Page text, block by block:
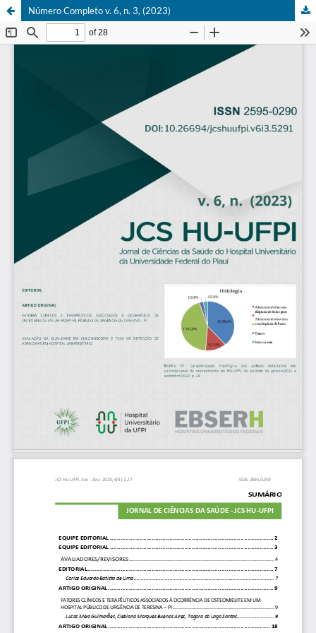
Número Completo v. 6, n. 3, (2023)